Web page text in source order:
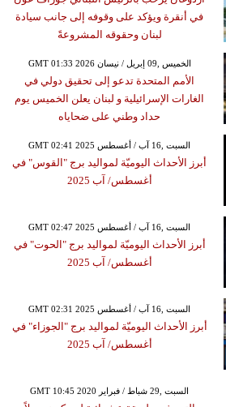
في أنقرة ويؤكد على وقوفه إلى جانب سيادة
لبنان وحقوقه المشروعةً
GMT 01:33 2026 الخميس ,09 إبريل / نيسان
الأمم المتحدة تدعو إلى تحقيق دولي في
الغارات الإسرائيلية و لبنان يعلن الخميس يوم
حداد وطني على ضحاياه
GMT 02:41 2025 السبت ,16 آب / أغسطس
أبرز الأحداث اليوميّة لمواليد برج "القوس" في
أغسطس/ آب 2025
GMT 02:47 2025 السبت ,16 آب / أغسطس
أبرز الأحداث اليوميّة لمواليد برج "الحوت" في
أغسطس/ آب 2025
GMT 02:31 2025 السبت ,16 آب / أغسطس
أبرز الأحداث اليوميّة لمواليد برج "الجوزاء" في
أغسطس/ آب 2025
GMT 10:45 2020 السبت ,29 شباط / فبراير